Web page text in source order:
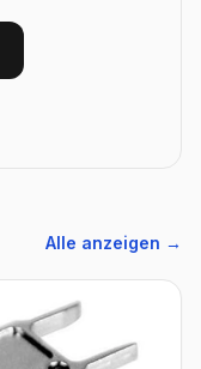
Alle anzeigen →